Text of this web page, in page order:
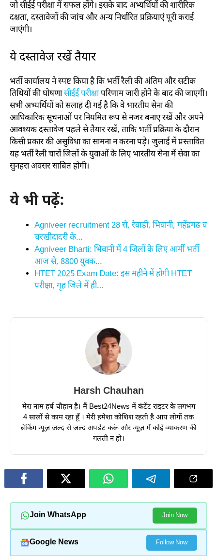
जो सीईई परीक्षा में सफल होंगे। इसके बाद अभ्यर्थियों की शारीरिक
दक्षता, दस्तावेजों की जांच और अन्य निर्धारित प्रक्रियाएं पूरी कराई
जाएंगी।
ये दस्तावेज रखें तैयार
भर्ती कार्यालय ने स्पष्ट किया है कि भर्ती रैली की अंतिम और सटीक
तिथियों की घोषणासीईई परीक्षापरिणाम जारी होने के बाद की जाएगी।
सभी अभ्यर्थियों को सलाह दी गई है कि वे भारतीय सेना की
आधिकारिक सूचनाओं पर नियमित रूप से नजर बनाए रखें और अपने
आवश्यक दस्तावेज पहले से तैयार रखें, ताकि भर्ती प्रक्रिया के दौरान
किसी प्रकार की असुविधा का सामना न करना पड़े। जुलाई में प्रस्तावित
यह भर्ती रैली चारों जिलों के युवाओं के लिए भारतीय सेना में सेवा का
सुनहरा अवसर साबित होगी।
ये भी पढ़ें:
Agniveer recruitment 28 से, रेवाड़ी, भिवानी, महेंद्रगढ व
चरखीदादरी के…
Agniveer Bharti: भिवानी में 4 जिलों के लिए आर्मी भर्ती
आज से, 8800 युवक…
HTET 2025 Exam Date: इस महीने में होगी HTET
परीक्षा, गृह जिले में ही…
Harsh Chauhan
मेरा नाम हर्ष चौहान है। मैं Best24News में कंटेंट राइटर के लगभग
4 सालों से काम रहा हूँ । मेरी हमेशा कोशिश रहती है आप लोगों तक
ब्रेकिंग न्यूज़ जल्द से जल्द अपडेट करूं और न्यूज़ में कोई व्याकरण की
गलती न हो।
Join WhatsApp Join Now
Google News Follow Now